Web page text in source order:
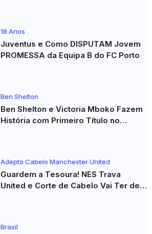
18 Anos
Juventus e Como DISPUTAM Jovem
PROMESSA da Equipa B do FC Porto
Ben Shelton
Ben Shelton e Victoria Mboko Fazem
História com Primeiro Título no
Adepto Cabelo Manchester United
Guardem a Tesoura! NES Trava
United e Corte de Cabelo Vai Ter de
Brasil